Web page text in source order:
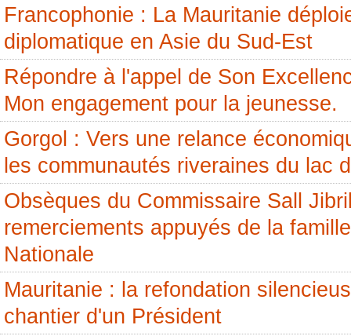
Francophonie : La Mauritanie
diplomatique en Asie du Sud-Est
Répondre à l'appel de Son
Mon engagement pour la jeunesse.
Gorgol : Vers une relance
les communautés riveraines du lac
Obsèques du Commissaire Sall
remerciements appuyés de la
Nationale
Mauritanie : la refondation
chantier d'un Président